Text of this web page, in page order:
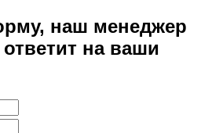
наш менеджер
на ваши